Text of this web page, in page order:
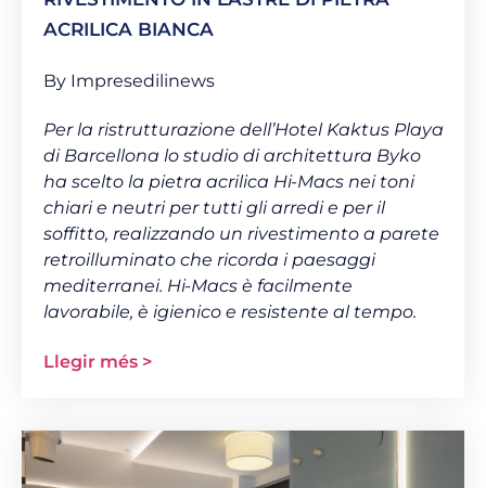
ACRILICA BIANCA
By Impresedilinews
Per la ristrutturazione dell’Hotel Kaktus Playa
di Barcellona lo studio di architettura Byko
ha scelto la pietra acrilica Hi-Macs nei toni
chiari e neutri per tutti gli arredi e per il
soffitto, realizzando un rivestimento a parete
retroilluminato che ricorda i paesaggi
mediterranei. Hi-Macs è facilmente
lavorabile, è igienico e resistente al tempo.
Llegir més >